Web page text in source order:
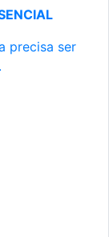
precisa ser